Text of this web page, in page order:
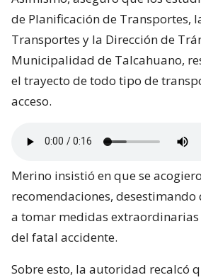
de Planificación de Transportes,
Transportes y la Dirección de
Municipalidad de Talcahuano,
el trayecto de todo tipo de
acceso.
Merino insistió en que se
recomendaciones, desestimando
a tomar medidas extraordinarias
del fatal accidente.
Sobre esto, la autoridad recalcó